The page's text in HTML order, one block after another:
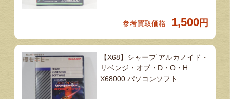
参考買取価格 1,500 円
【X68】シャープ アルカノイド・
リベンジ・オブ・D・O・H
X68000 パソコンソフト